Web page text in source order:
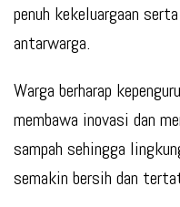
penuh kekeluargaan
antarwarga.
Warga berharap
membawa inovasi dan
sampah sehingga
semakin bersih dan